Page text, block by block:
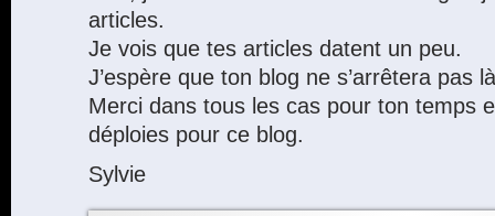
articles.
Je vois que tes articles datent un peu.
J’espère que ton blog ne s’arrêtera pas
Merci dans tous les cas pour ton temps
déploies pour ce blog.
Sylvie